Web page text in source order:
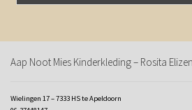
Aap Noot Mies Kinderkleding – Rosita Elizen
Wielingen 17 – 7333 HS te Apeldoorn